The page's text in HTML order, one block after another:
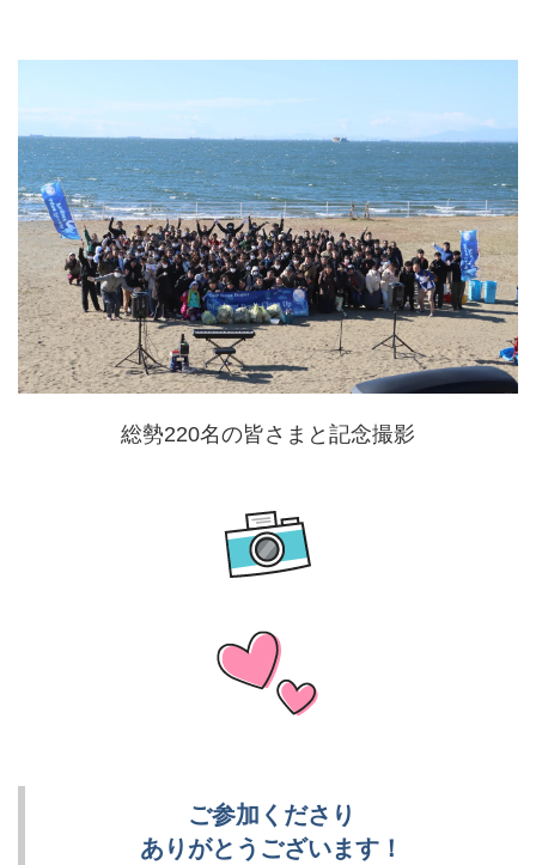
総勢220名の皆さまと記念撮影
ご参加くださり
ありがとうございます！